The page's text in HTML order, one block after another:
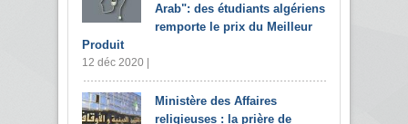
Arab": des étudiants algériens
remporte le prix du Meilleur
Produit
12 déc 2020 |
Ministère des Affaires
religieuses : la prière de